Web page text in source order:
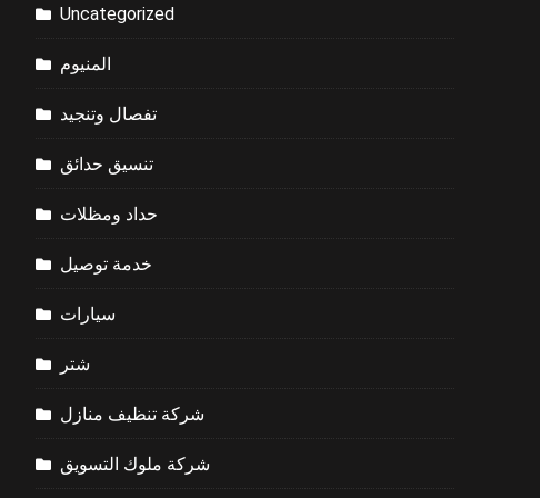
Uncategorized
المنيوم
تفصال وتنجيد
تنسيق حدائق
حداد ومظلات
خدمة توصيل
سيارات
شتر
شركة تنظيف منازل
شركة ملوك التسويق